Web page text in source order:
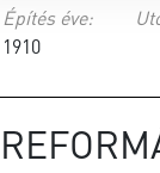
Építés éve:
1910